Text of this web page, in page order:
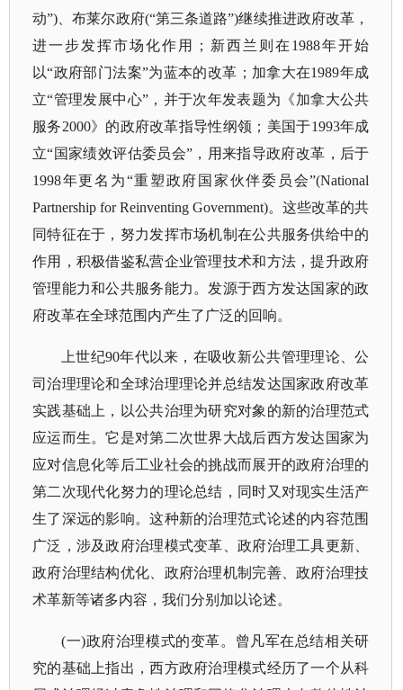
动”)、布莱尔政府(“第三条道路”)继续推进政府改革，
进一步发挥市场化作用；新西兰则在1988年开始
以“政府部门法案”为蓝本的改革；加拿大在1989年成
立“管理发展中心”，并于次年发表题为《加拿大公共
服务2000》的政府改革指导性纲领；美国于1993年成
立“国家绩效评估委员会”，用来指导政府改革，后于
1998年更名为“重塑政府国家伙伴委员会”(National
Partnership for Reinventing Government)。这些改革的共
同特征在于，努力发挥市场机制在公共服务供给中的
作用，积极借鉴私营企业管理技术和方法，提升政府
管理能力和公共服务能力。发源于西方发达国家的政
府改革在全球范围内产生了广泛的回响。
上世纪90年代以来，在吸收新公共管理理论、公
司治理理论和全球治理理论并总结发达国家政府改革
实践基础上，以公共治理为研究对象的新的治理范式
应运而生。它是对第二次世界大战后西方发达国家为
应对信息化等后工业社会的挑战而展开的政府治理的
第二次现代化努力的理论总结，同时又对现实生活产
生了深远的影响。这种新的治理范式论述的内容范围
广泛，涉及政府治理模式变革、政府治理工具更新、
政府治理结构优化、政府治理机制完善、政府治理技
术革新等诸多内容，我们分别加以论述。
(一)政府治理模式的变革。曾凡军在总结相关研
究的基础上指出，西方政府治理模式经历了一个从科